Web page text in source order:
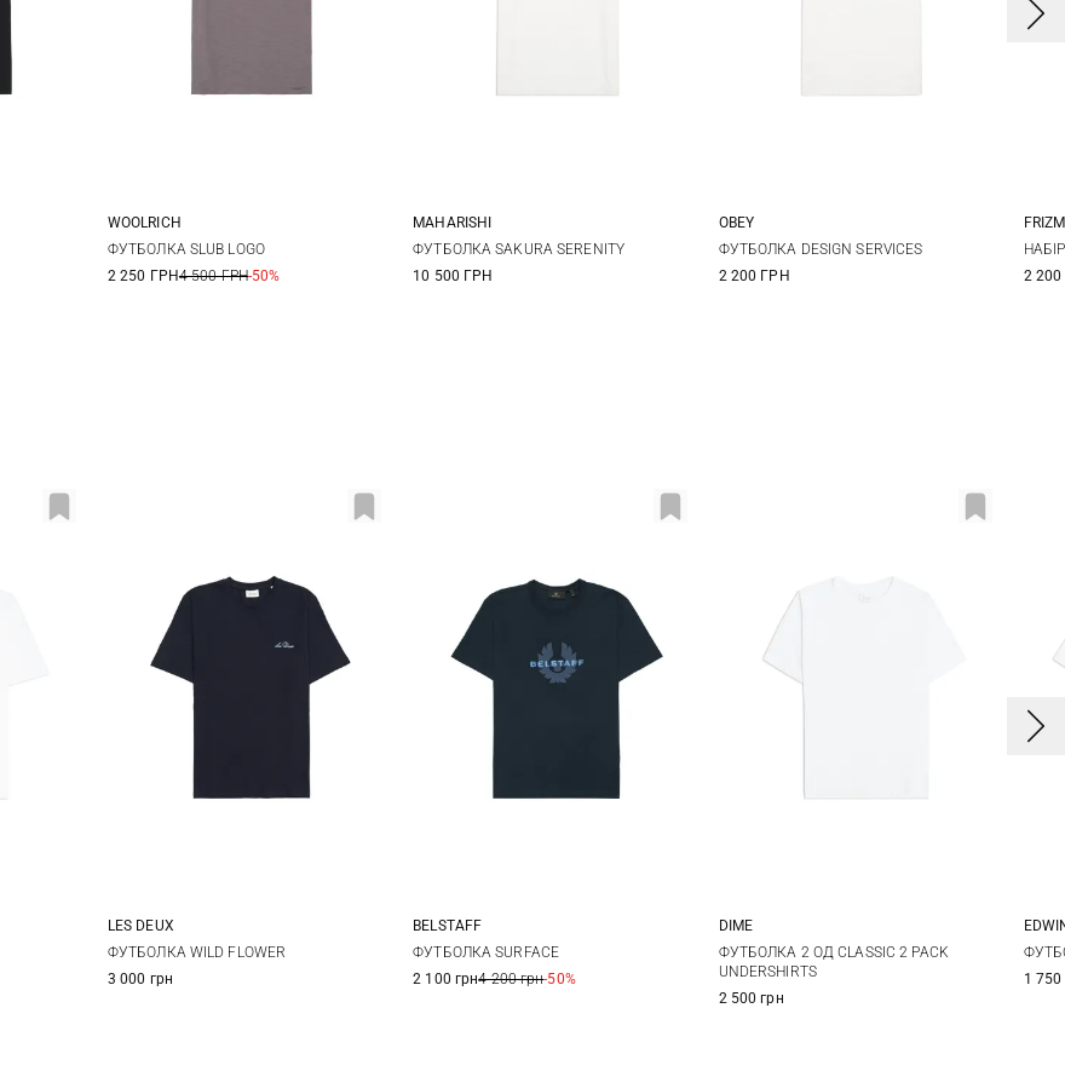
M L
WOOLRICH
ФУТБОЛКА SLUB LOGO
2 250 ГРН4 500 ГРН-50%
XS S M
MAHARISHI
ФУТБОЛКА SAKURA SERENITY
10 500 ГРН
S M L
OBEY
ФУТБОЛКА DESIGN SERVICES
2 200 ГРН
S
2
M L XL
LES DEUX
ФУТБОЛКА WILD FLOWER
3 000 грн
M L
BELSTAFF
ФУТБОЛКА SURFACE
2 100 грн4 200 грн-50%
M L
DIME
ФУТБОЛКА 2 ОД CLASSIC 2 PACK
UNDERSHIRTS
2 500 грн
S
1 750